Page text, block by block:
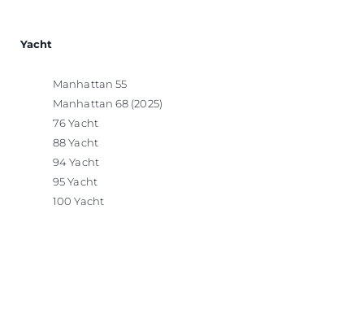
Yacht
Manhattan 55
Manhattan 68 (2025)
76 Yacht
88 Yacht
94 Yacht
95 Yacht
100 Yacht